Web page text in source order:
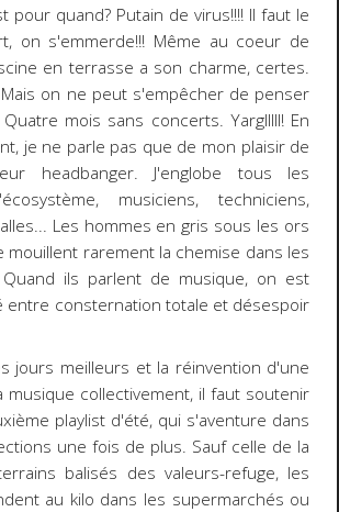
pour quand? Putain de virus!!!! Il faut le
on s'emmerde!!! Même au coeur de
en terrasse a son charme, certes.
on ne peut s'empêcher de penser
mois sans concerts. Yarglllll! En
je ne parle pas que de mon plaisir de
headbanger. J'englobe tous les
musiciens, techniciens,
Les hommes en gris sous les ors
mouillent rarement la chemise dans les
ils parlent de musique, on est
entre consternation totale et désespoir
jours meilleurs et la réinvention d'une
musique collectivement, il faut soutenir
playlist d'été, qui s'aventure dans
une fois de plus. Sauf celle de la
balisés des valeurs-refuge, les
au kilo dans les supermarchés ou